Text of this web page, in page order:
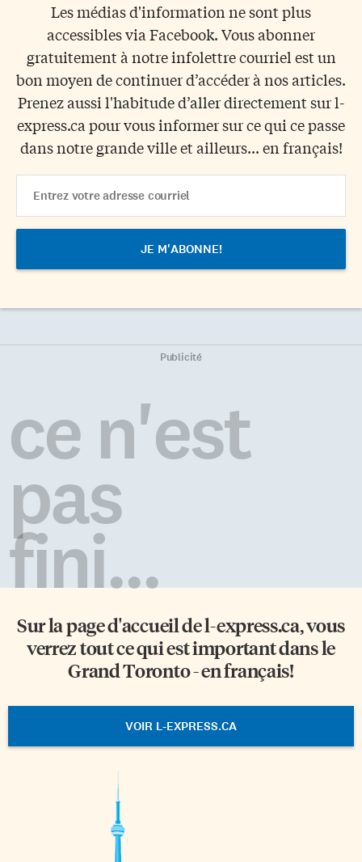
Les médias d'information ne sont plus
accessibles via Facebook. Vous abonner
gratuitement à notre infolettre courriel est un
bon moyen de continuer d’accéder à nos articles.
Prenez aussi l'habitude d’aller directement sur l-
express.ca pour vous informer sur ce qui ce passe
dans notre grande ville et ailleurs... en français!
Address
Publicité
ce n'est
pas
fini...
Sur la page d'accueil del-express.ca, vous
verrez tout ce qui est important dans le
Grand Toronto - en français!
VOIR L-EXPRESS.CA